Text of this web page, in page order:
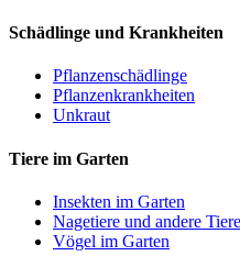
Schädlinge und Krankheiten
Pflanzenschädlinge
Pflanzenkrankheiten
Unkraut
Tiere im Garten
Insekten im Garten
Nagetiere und andere
Vögel im Garten